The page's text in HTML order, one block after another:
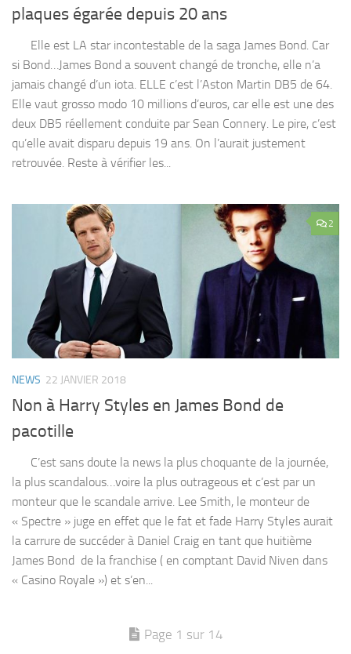
plaques égarée depuis 20 ans
Elle est LA star incontestable de la saga James Bond. Car
si Bond…James Bond a souvent changé de tronche, elle n’a
jamais changé d’un iota. ELLE c’est l’Aston Martin DB5 de 64.
Elle vaut grosso modo 10 millions d’euros, car elle est une des
deux DB5 réellement conduite par Sean Connery. Le pire, c’est
qu’elle avait disparu depuis 19 ans. On l’aurait justement
retrouvée. Reste à vérifier les...
2
NEWS 22 JANVIER 2018
Non à Harry Styles en James Bond de
pacotille
C’est sans doute la news la plus choquante de la journée,
la plus scandalous…voire la plus outrageous et c’est par un
monteur que le scandale arrive. Lee Smith, le monteur de
« Spectre » juge en effet que le fat et fade Harry Styles aurait
la carrure de succéder à Daniel Craig en tant que huitième
James Bond de la franchise ( en comptant David Niven dans
« Casino Royale ») et s’en...
Page 1 sur 14